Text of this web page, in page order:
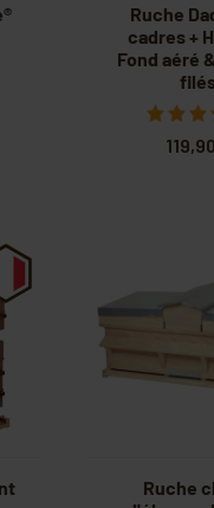
Ruche
cadres +
Fond aéré
Ruche